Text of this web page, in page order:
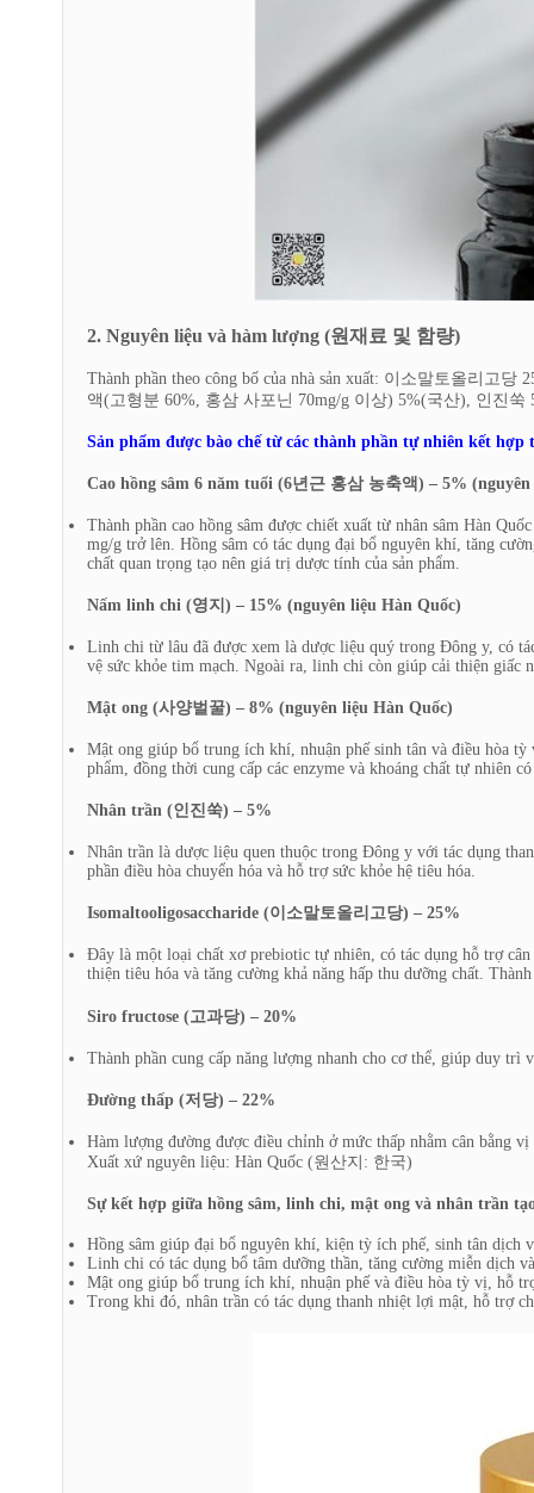
2. Nguyên liệu và hàm lượng (원재료 및 함량)
Thành phần theo công bố của nhà sản xuất: 이소말토올리고
액(고형분 60%, 홍삼 사포닌 70mg/g 이상) 5%(국산), 인진쑥
Sản phẩm được bào chế từ các thành phần tự nhiên kết
Cao hồng sâm 6 năm tuổi (6년근 홍삼 농축액) – 5%
Thành phần cao hồng sâm được chiết xuất từ nhân sâm Hàn
mg/g trở lên. Hồng sâm có tác dụng đại bổ nguyên khí, tăng
chất quan trọng tạo nên giá trị dược tính của sản phẩm.
Nấm linh chi (영지) – 15% (nguyên liệu Hàn Quốc)
Linh chi từ lâu đã được xem là dược liệu quý trong Đông y, có
vệ sức khỏe tim mạch. Ngoài ra, linh chi còn giúp cải thiện giấc
Mật ong (사양벌꿀) – 8% (nguyên liệu Hàn Quốc)
Mật ong giúp bổ trung ích khí, nhuận phế sinh tân và điều hòa
phẩm, đồng thời cung cấp các enzyme và khoáng chất tự nhiên
Nhân trần (인진쑥) – 5%
Nhân trần là dược liệu quen thuộc trong Đông y với tác dụng
phần điều hòa chuyển hóa và hỗ trợ sức khỏe hệ tiêu hóa.
Isomaltooligosaccharide (이소말토올리고당) – 25%
Đây là một loại chất xơ prebiotic tự nhiên, có tác dụng hỗ trợ
thiện tiêu hóa và tăng cường khả năng hấp thu dưỡng chất.
Siro fructose (고과당) – 20%
Thành phần cung cấp năng lượng nhanh cho cơ thể, giúp duy
Đường thấp (저당) – 22%
Hàm lượng đường được điều chỉnh ở mức thấp nhằm cân bằng
Xuất xứ nguyên liệu: Hàn Quốc (원산지: 한국)
Sự kết hợp giữa hồng sâm, linh chi, mật ong và nhân trần
Hồng sâm giúp đại bổ nguyên khí, kiện tỳ ích phế, sinh tân dịch
Linh chi có tác dụng bổ tâm dưỡng thần, tăng cường miễn dịch
Mật ong giúp bổ trung ích khí, nhuận phế và điều hòa tỳ vị, hỗ
Trong khi đó, nhân trần có tác dụng thanh nhiệt lợi mật, hỗ trợ